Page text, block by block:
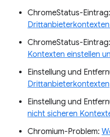
ChromeStatus-Eintrag:
ChromeStatus-Eintrag:
Kontexten einstellen
Einstellung und
Drittanbieterkontexten
Einstellung und
nicht sicheren
Chromium-Problem: